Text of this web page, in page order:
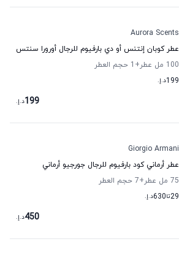
Aurora Scents
عطر كوبان إنتنس أو دي بارفيوم للرجال أورورا سنتس
100 مل عطر
+1
حجم العطر
199د.إ.
199د.إ.
Giorgio Armani
عطر أرماني كود بارفيوم للرجال جورجيو أرماني
75 مل عطر
+7
حجم العطر
29تا630د.إ.
450د.إ.